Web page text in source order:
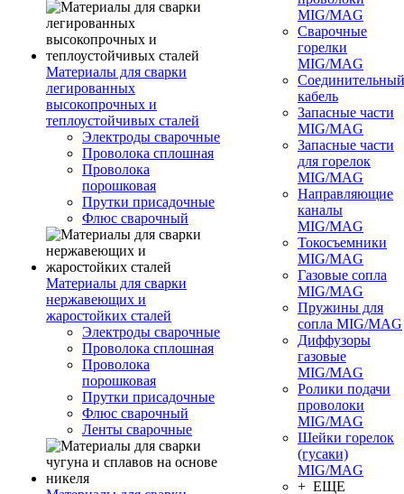
Материалы для сварки
легированных
высокопрочных и
теплоустойчивых сталей
Электроды сварочные
Проволока сплошная
Проволока
порошковая
Прутки присадочные
Флюс сварочный
Материалы для сварки
нержавеющих и
жаростойких сталей
Электроды сварочные
Проволока сплошная
Проволока
порошковая
Прутки присадочные
Флюс сварочный
Ленты сварочные
MIG/MAG
Сварочные
горелки
MIG/MAG
Соединительный
кабель
Запасные части
MIG/MAG
Запасные части
для горелок
MIG/MAG
Направляющие
каналы
MIG/MAG
Токосъемники
MIG/MAG
Газовые сопла
MIG/MAG
Пружины для
сопла MIG/MAG
Диффузоры
газовые
MIG/MAG
Ролики подачи
проволоки
MIG/MAG
Шейки горелок
(гусаки)
MIG/MAG
+ ЕЩЕ